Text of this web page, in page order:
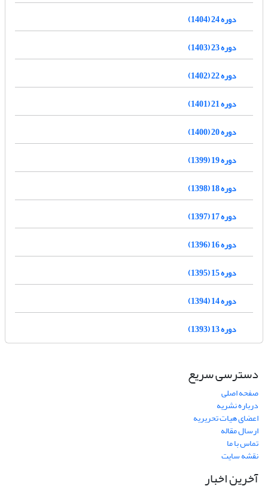
دوره 24 (1404)
دوره 23 (1403)
دوره 22 (1402)
دوره 21 (1401)
دوره 20 (1400)
دوره 19 (1399)
دوره 18 (1398)
دوره 17 (1397)
دوره 16 (1396)
دوره 15 (1395)
دوره 14 (1394)
دوره 13 (1393)
دسترسی سریع
صفحه اصلی
درباره نشریه
اعضای هیات تحریریه
ارسال مقاله
تماس با ما
نقشه سایت
آخرین اخبار